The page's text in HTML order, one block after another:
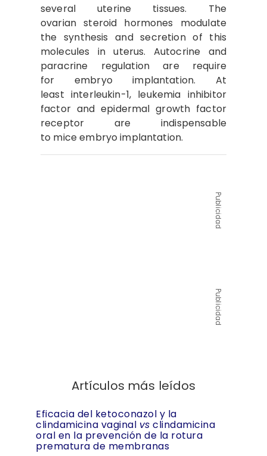
several uterine tissues. The
ovarian steroid hormones modulate
the synthesis and secretion of this
molecules in uterus. Autocrine and
paracrine regulation are require
for embryo implantation. At
least interleukin-1, leukemia inhibitor
factor and epidermal growth factor
receptor are indispensable
to mice embryo implantation.
Publicidad
Publicidad
Artículos más leídos
Eficacia del ketoconazol y la
clindamicina vaginal vs clindamicina
oral en la prevención de la rotura
prematura de membranas